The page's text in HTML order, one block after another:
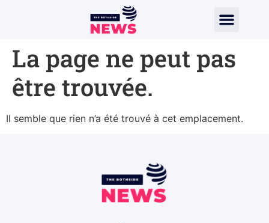
La page ne peut pas
être trouvée.
Il semble que rien n’a été trouvé à cet emplacement.